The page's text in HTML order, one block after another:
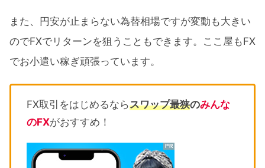
また、円安が止まらない為替相場ですが変動も大きい
のでFXでリターンを狙うこともできます。ここ屋もFX
でお小遣い稼ぎ頑張っています。
FX取引をはじめるならスワップ最狭のみんな
のFXがおすすめ！